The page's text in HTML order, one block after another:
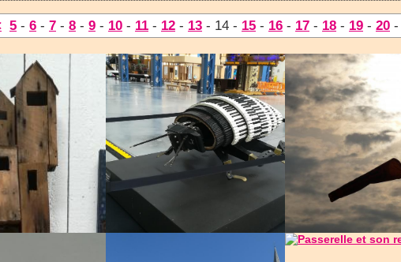
5 - 6 - 7 - 8 - 9 - 10 - 11 - 12 - 13 - 14 - 15 - 16 - 17 - 18 - 19 - 20 -